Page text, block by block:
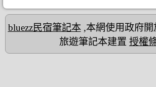
bluezz民宿筆記本,本網使用政府開
旅遊筆記本建置 授權